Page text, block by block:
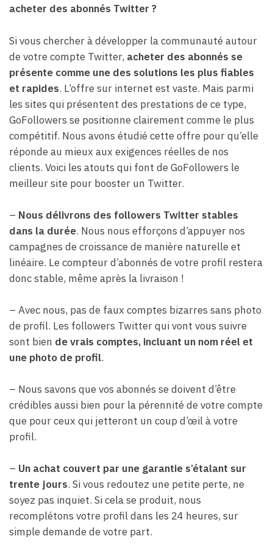
acheter des abonnés Twitter ?
Si vous chercher à développer la communauté autour
de votre compte Twitter, acheter des abonnés se
présente comme une des solutions les plus fiables
et rapides. L’offre sur internet est vaste. Mais parmi
les sites qui présentent des prestations de ce type,
GoFollowers se positionne clairement comme le plus
compétitif. Nous avons étudié cette offre pour qu’elle
réponde au mieux aux exigences réelles de nos
clients. Voici les atouts qui font de GoFollowers le
meilleur site pour booster un Twitter.
– Nous délivrons des followers Twitter stables
dans la durée. Nous nous efforçons d’appuyer nos
campagnes de croissance de manière naturelle et
linéaire. Le compteur d’abonnés de votre profil restera
donc stable, même après la livraison !
– Avec nous, pas de faux comptes bizarres sans photo
de profil. Les followers Twitter qui vont vous suivre
sont bien de vrais comptes, incluant un nom réel et
une photo de profil.
– Nous savons que vos abonnés se doivent d’être
crédibles aussi bien pour la pérennité de votre compte
que pour ceux qui jetteront un coup d’œil à votre
profil.
– Un achat couvert par une garantie s’étalant sur
trente jours. Si vous redoutez une petite perte, ne
soyez pas inquiet. Si cela se produit, nous
recomplétons votre profil dans les 24 heures, sur
simple demande de votre part.